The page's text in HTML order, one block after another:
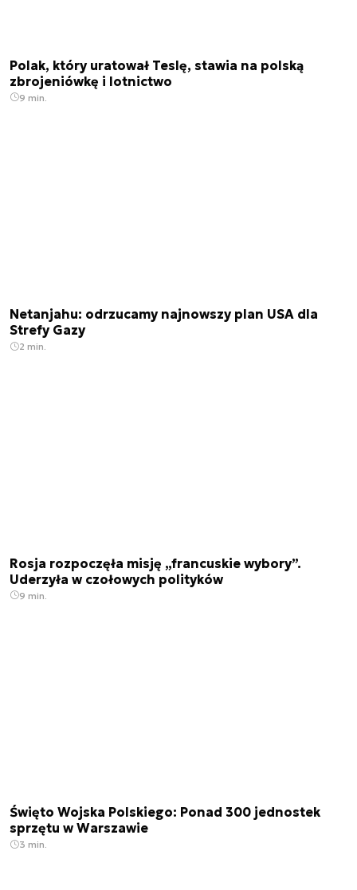
Polak, który uratował Teslę, stawia na polską
zbrojeniówkę i lotnictwo
9 min.
Netanjahu: odrzucamy najnowszy plan USA dla
Strefy Gazy
2 min.
Rosja rozpoczęła misję „francuskie wybory”.
Uderzyła w czołowych polityków
9 min.
Święto Wojska Polskiego: Ponad 300 jednostek
sprzętu w Warszawie
3 min.